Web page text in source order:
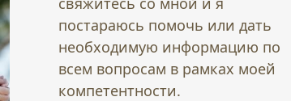
постараюсь помочь или дать
необходимую информацию по
всем вопросам в рамках моей
компетентности.